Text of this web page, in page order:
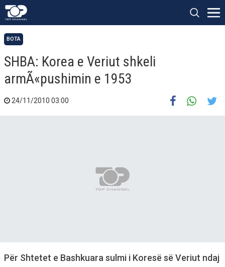
BOTA
SHBA: Korea e Veriut shkeli
armÃ«pushimin e 1953
24/11/2010 03:00
Për Shtetet e Bashkuara sulmi i Koresë së Veriut ndaj